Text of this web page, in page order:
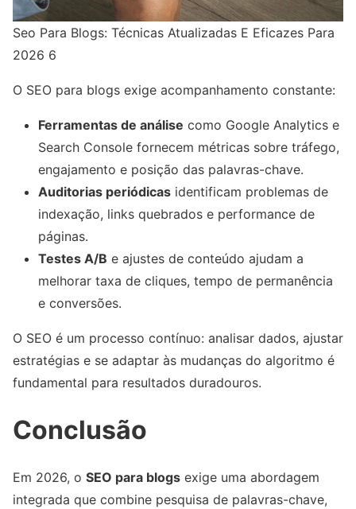
Seo Para Blogs: Técnicas Atualizadas E Eficazes Para
2026 6
O SEO para blogs exige acompanhamento constante:
Ferramentas de análise como Google Analytics e
Search Console fornecem métricas sobre tráfego,
engajamento e posição das palavras-chave.
Auditorias periódicas identificam problemas de
indexação, links quebrados e performance de
páginas.
Testes A/B e ajustes de conteúdo ajudam a
melhorar taxa de cliques, tempo de permanência
e conversões.
O SEO é um processo contínuo: analisar dados, ajustar
estratégias e se adaptar às mudanças do algoritmo é
fundamental para resultados duradouros.
Conclusão
Em 2026, o SEO para blogs exige uma abordagem
integrada que combine pesquisa de palavras-chave,